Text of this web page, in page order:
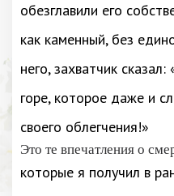
обезглавили его
как каменный, без
него, захватчик
горе, которое даже и
своего облегчения!»
Это те впечатления о
которые я получил в